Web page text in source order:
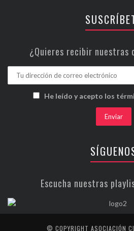
¿Quieres recibir nuestras
He leído y acepto los
Escucha nuestras
© COPYRIGHT ASOCIACIÓN